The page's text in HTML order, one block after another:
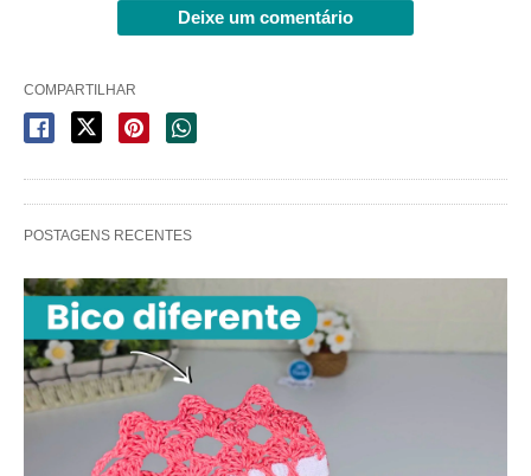
Deixe um comentário
COMPARTILHAR
POSTAGENS RECENTES